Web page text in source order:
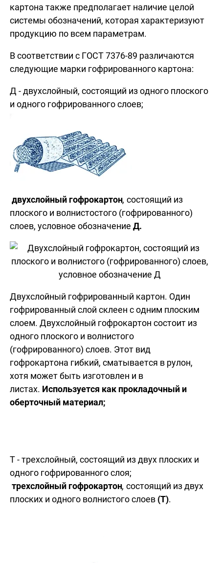
картона также предполагает наличие целой
системы обозначений, которая характеризуют
продукцию по всем параметрам.
В соответствии с ГОСТ 7376-89 различаются
следующие марки гофрированного картона:
Д - двухслойный, состоящий из одного плоского
и одного гофрированного слоев;
двухслойный гофрокартон, состоящий из
плоского и волнистостого (гофрированного)
слоев, условное обозначение Д.
Двухслойный гофрированный картон. Один
гофрированный слой склеен с одним плоским
слоем. Двухслойный гофрокартон состоит из
одного плоского и волнистого
(гофрированного) слоев. Этот вид
гофрокартона гибкий, сматывается в рулон,
хотя может быть изготовлен и в
листах. Используется как прокладочный и
оберточный материал;
Т - трехслойный, состоящий из двух плоских и
одного гофрированного слоя;
трехслойный гофрокартон, состоящий из двух
плоских и одного волнистого слоев (Т).